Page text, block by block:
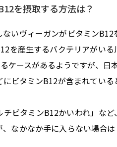
を摂取する方法は？
いヴィーガンがビタミン
を産生するバクテリアがい
ケースがあるようですが、日
ビタミンB12が含まれてい
ビタミンB12かいわれ」な
なかなか手に入らない場合